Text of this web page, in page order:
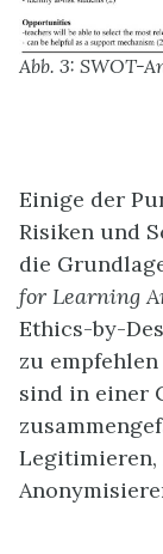
Abb. 3: SWOT-
Einige der
Risiken und
die
for Learning
Ethics-by-
zu
sind in einer
Legitimieren,